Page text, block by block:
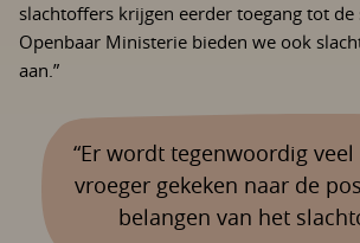
slachtoffers krijgen eerder toegang tot de
Openbaar Ministerie bieden we ook
aan.”
“Er wordt tegenwoordig
vroeger gekeken naar de
belangen van het